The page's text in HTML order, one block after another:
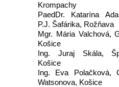
Krompachy
PaedDr. Katarína
P.J. Šafárika, Rožňava
Mgr. Mária Valchová,
Košice
Ing. Juraj Skála,
Košice
Ing. Eva Polačková,
Watsonova, Košice